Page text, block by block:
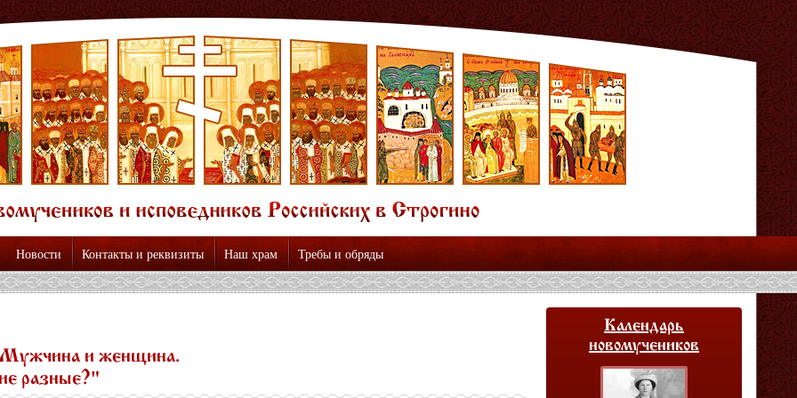
Новости Контакты и реквизиты Наш храм Требы и обряды
и женщина.
разные?"
Календарь
новомучеников